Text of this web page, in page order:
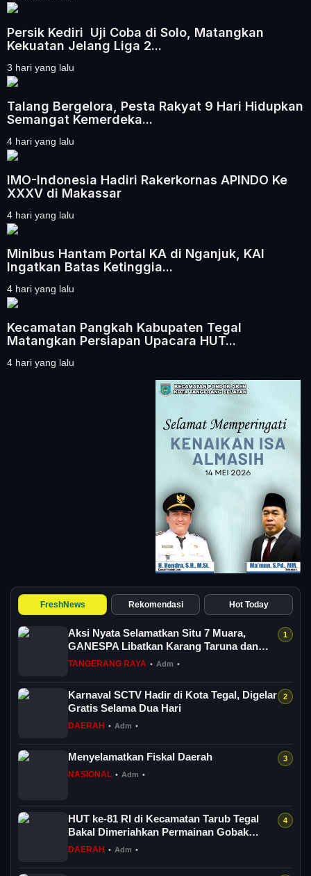
Persik Kediri Uji Coba di Solo, Matangkan
Kekuatan Jelang Liga 2...
3 hari yang lalu
Talang Bergelora, Pesta Rakyat 9 Hari Hidupkan
Semangat Kemerdeka...
4 hari yang lalu
IMO-Indonesia Hadiri Rakerkornas APINDO Ke
XXXV di Makassar
4 hari yang lalu
Minibus Hantam Portal KA di Nganjuk, KAI
Ingatkan Batas Ketinggia...
4 hari yang lalu
Kecamatan Pangkah Kabupaten Tegal
Matangkan Persiapan Upacara HUT...
4 hari yang lalu
FreshNews Rekomendasi Hot Today
Aksi Nyata Selamatkan Situ 7 Muara,
GANESPA Libatkan Karang Taruna dan
Komunitas
TANGERANG RAYA • Adm •
Karnaval SCTV Hadir di Kota Tegal, Digelar
Gratis Selama Dua Hari
DAERAH • Adm •
Menyelamatkan Fiskal Daerah
NASIONAL • Adm •
HUT ke-81 RI di Kecamatan Tarub Tegal
Bakal Dimeriahkan Permainan Gobak
Sodor
DAERAH • Adm •